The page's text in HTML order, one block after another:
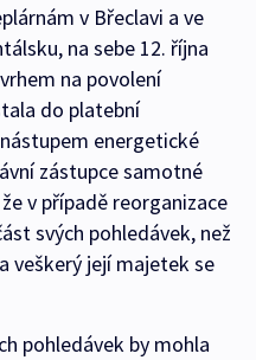
v Břeclavi a ve
na sebe 12. října
na povolení
do platební
energetické
zástupce samotné
v případě reorganizace
svých pohledávek, než
veškerý její majetek se
pohledávek by mohla